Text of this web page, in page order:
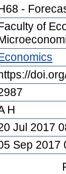
-
of
H
Jul 2017
Sep 2017